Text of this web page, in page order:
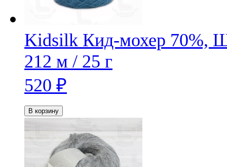
Kidsilk Кид-мохер 70%,
212 м / 25 г
520 ₽
В корзину